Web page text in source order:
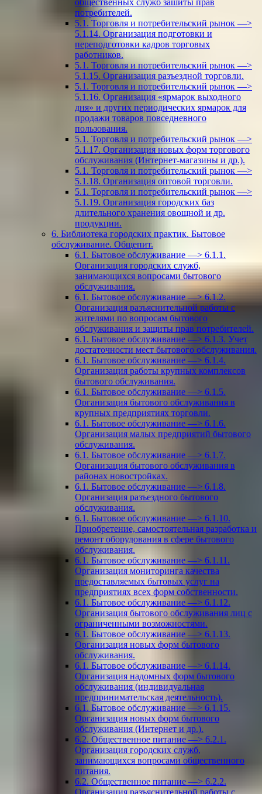
потребителей.
5.1. Торговля и потребительский рынок —>
5.1.14. Организация подготовки и
переподготовки кадров торговых
работников.
5.1. Торговля и потребительский рынок —>
5.1.15. Организация разъездной торговли.
5.1. Торговля и потребительский рынок —>
5.1.16. Организация «ярмарок выходного
дня» и других периодических ярмарок для
продажи товаров повседневного
пользования.
5.1. Торговля и потребительский рынок —>
5.1.17. Организация новых форм торгового
обслуживания (Интернет-магазины и др.).
5.1. Торговля и потребительский рынок —>
5.1.18. Организация оптовой торговли.
5.1. Торговля и потребительский рынок —>
5.1.19. Организация городских баз
длительного хранения овощной и др.
продукции.
6. Библиотека городских практик. Бытовое
обслуживание. Общепит.
6.1. Бытовое обслуживание —> 6.1.1.
Организация городских служб,
занимающихся вопросами бытового
обслуживания.
6.1. Бытовое обслуживание —> 6.1.2.
Организация разъяснительной работы с
жителями по вопросам бытового
обслуживания и защиты прав потребителей.
6.1. Бытовое обслуживание —> 6.1.3. Учет
достаточности мест бытового обслуживания.
6.1. Бытовое обслуживание —> 6.1.4.
Организация работы крупных комплексов
бытового обслуживания.
6.1. Бытовое обслуживание —> 6.1.5.
Организация бытового обслуживания в
крупных предприятиях торговли.
6.1. Бытовое обслуживание —> 6.1.6.
Организация малых предприятий бытового
обслуживания.
6.1. Бытовое обслуживание —> 6.1.7.
Организация бытового обслуживания в
районах новостройках.
6.1. Бытовое обслуживание —> 6.1.8.
Организация разъездного бытового
обслуживания.
6.1. Бытовое обслуживание —> 6.1.10.
Приобретение, самостоятельная разработка и
ремонт оборудования в сфере бытового
обслуживания.
6.1. Бытовое обслуживание —> 6.1.11.
Организация мониторинга качества
предоставляемых бытовых услуг на
предприятиях всех форм собственности.
6.1. Бытовое обслуживание —> 6.1.12.
Организация бытового обслуживания лиц с
ограниченными возможностями.
6.1. Бытовое обслуживание —> 6.1.13.
Организация новых форм бытового
обслуживания.
6.1. Бытовое обслуживание —> 6.1.14.
Организация надомных форм бытового
обслуживания (индивидуальная
предпринимательская деятельность).
6.1. Бытовое обслуживание —> 6.1.15.
Организация новых форм бытового
обслуживания (Интернет и др.).
6.2. Общественное питание —> 6.2.1.
Организация городских служб,
занимающихся вопросами общественного
питания.
6.2. Общественное питание —> 6.2.2.
Организация разъяснительной работы с